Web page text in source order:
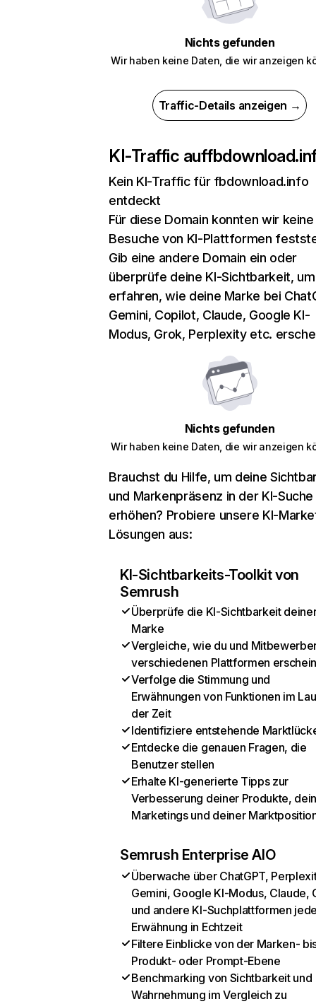
Nichts gefunden
Wir haben keine Daten, die wir anzeigen
Traffic-Details anzeigen →
KI-Traffic auf
Kein KI-Traffic für fbdownload.info
entdeckt
Für diese Domain konnten wir keine
Besuche von KI-Plattformen
Gib eine andere Domain ein oder
überprüfe deine KI-Sichtbarkeit,
erfahren, wie deine Marke bei
Gemini, Copilot, Claude, Google KI-
Modus, Grok, Perplexity etc.
Nichts gefunden
Wir haben keine Daten, die wir anzeigen
Brauchst du Hilfe, um deine
und Markenpräsenz in der KI-Suche
erhöhen? Probiere unsere KI-
Lösungen aus:
KI-Sichtbarkeits-Toolkit von
Semrush
Überprüfe die KI-Sichtbarkeit
Marke
Vergleiche, wie du und
verschiedenen Plattformen
Verfolge die Stimmung und
Erwähnungen von Funktionen im
der Zeit
Identifiziere entstehende
Entdecke die genauen Fragen, die
Benutzer stellen
Erhalte KI-generierte Tipps zur
Verbesserung deiner Produkte,
Marketings und deiner
Semrush Enterprise AIO
Überwache über ChatGPT,
Gemini, Google KI-Modus, Claude,
und andere KI-Suchplattformen
Erwähnung in Echtzeit
Filtere Einblicke von der Marken-
Produkt- oder Prompt-Ebene
Benchmarking von Sichtbarkeit und
Wahrnehmung im Vergleich zu